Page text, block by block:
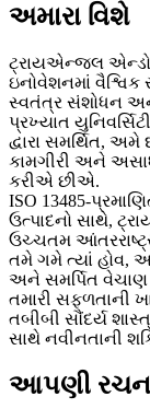
અમારા વિશે
ટ્રાયએન્જલ
ઇનોવેશનમાં
સ્વતંત્ર સંશોધન અને
પ્રખ્યાત
દ્વારા સમર્થિત,
કામગીરી અને
કરીએ છીએ.
ISO 13485-
ઉત્પાદનો સાથે,
ઉચ્ચતમ
તમે ગમે ત્યાં હોવ,
અને સમર્પિત વેચાણ
તમારી સફળતાની
તબીબી સૌંદર્ય
સાથે નવીનતાની
આપણી